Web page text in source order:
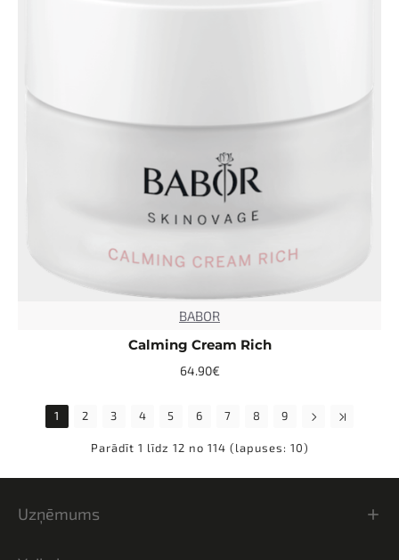
BABOR
Calming Cream Rich
64.90€
1 2 3 4 5 6 7 8 9
Parādīt 1 līdz 12 no 114 (lapuses: 10)
Uzņēmums